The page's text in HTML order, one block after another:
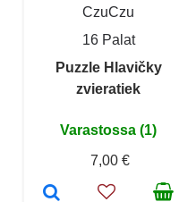
CzuCzu
16 Palat
Puzzle Hlavičky
zvieratiek
Varastossa (1)
7,00 €